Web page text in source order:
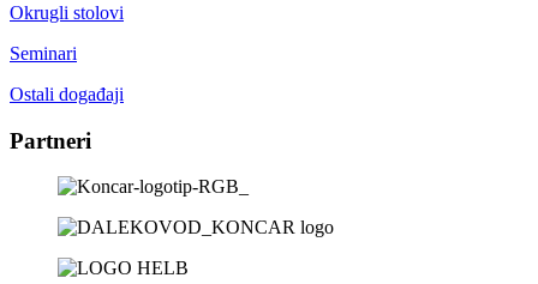
Okrugli stolovi
Seminari
Ostali događaji
Partneri